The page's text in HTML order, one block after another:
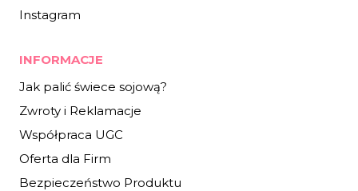
Instagram
INFORMACJE
Jak palić świece sojową?
Zwroty i Reklamacje
Współpraca UGC
Oferta dla Firm
Bezpieczeństwo Produktu